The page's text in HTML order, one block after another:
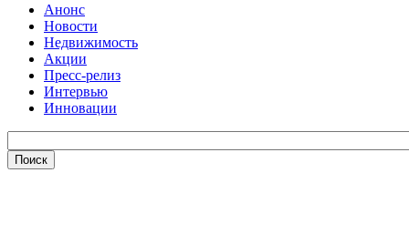
Анонс
Новости
Недвижимость
Акции
Пресс-релиз
Интервью
Инновации